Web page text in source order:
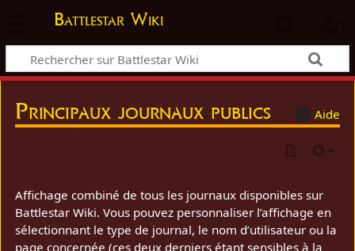
Battlestar Wiki
Aide
Principaux journaux publics
Affichage combiné de tous les journaux disponibles sur
Battlestar Wiki. Vous pouvez personnaliser l’affichage en
sélectionnant le type de journal, le nom d’utilisateur ou la
page concernée (ces deux derniers étant sensibles à la